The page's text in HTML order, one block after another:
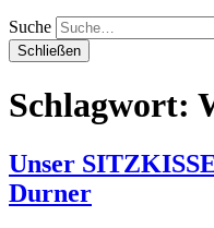
Suche
Schließen
Schlagwort:
Unser
Durner